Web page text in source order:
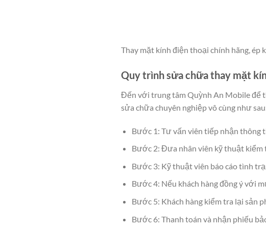
Thay mặt kính điện thoại chính hãng, ép
Quy trình sửa chữa thay mặt
Đến với trung tâm Quỳnh An Mobile để
sửa chữa chuyên nghiệp vô cùng như
Bước 1: Tư vấn viên tiếp nhận thông
Bước 2: Đưa nhân viên kỹ thuật
Bước 3: Kỹ thuật viên báo cáo tình
Bước 4: Nếu khách hàng đồng ý với
Bước 5: Khách hàng kiểm tra lại sản
Bước 6: Thanh toán và nhận phiếu